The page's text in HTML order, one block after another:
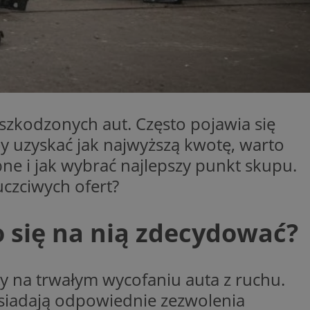
aut. Często pojawia się
uzyskać jak najwyższą kwotę, warto
i jak wybrać najlepszy punkt skupu.
ofert?
na nią zdecydować?
na trwałym wycofaniu auta z ruchu.
odpowiednie zezwolenia
sesji.
sesji.
sesji.
obsługuje
optymalizacji
przechowywania
do usług
czy użytkownik
lub reklamy.
ludzi i
internetowej,
raportów
internetowej.
na pliki cookie.
Cookie-